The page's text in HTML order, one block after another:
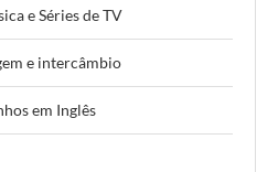
e Séries de TV
e intercâmbio
em Inglês